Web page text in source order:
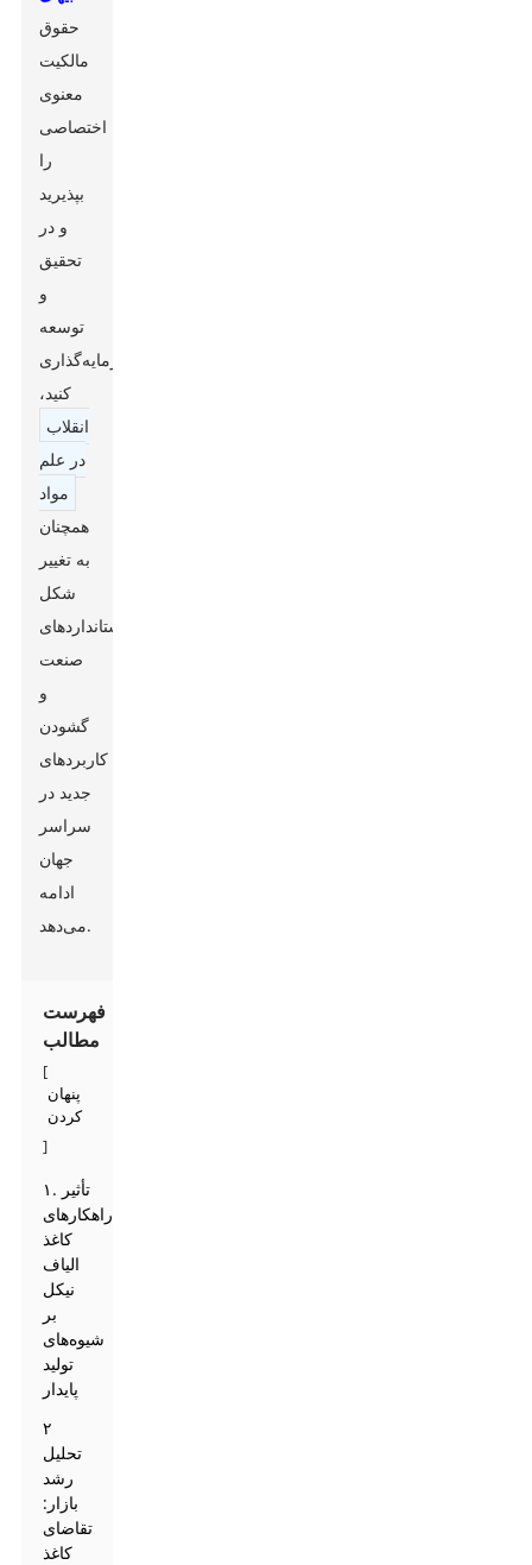
حقوق
مالکیت
معنوی
اختصاصی
را
بپذیرید
و در
تحقیق
و
توسعه
سرمایه‌گذاری
کنید،
انقلاب
در علم
مواد
همچنان
به تغییر
شکل
استانداردهای
صنعت
و
گشودن
کاربردهای
جدید در
سراسر
جهان
ادامه
می‌دهد.
فهرست
مطالب
[
پنهان
کردن
]
۱. تأثیر
راهکارهای
کاغذ
الیاف
نیکل
بر
شیوه‌های
تولید
پایدار
۲
تحلیل
رشد
بازار:
تقاضای
کاغذ